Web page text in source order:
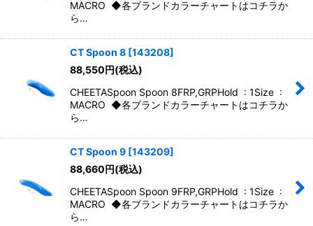
MACRO ◆各ブランドカラーチャートはコチラか
ら…
CT Spoon 8 [143208]
88,550円(税込)
CHEETASpoon Spoon 8FRP,GRPHold : 1Size :
MACRO ◆各ブランドカラーチャートはコチラか
ら…
CT Spoon 9 [143209]
88,660円(税込)
CHEETASpoon Spoon 9FRP,GRPHold : 1Size :
MACRO ◆各ブランドカラーチャートはコチラか
ら…